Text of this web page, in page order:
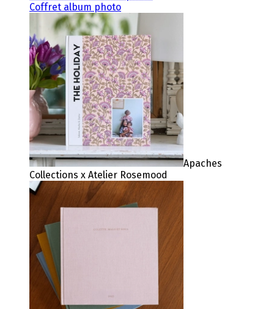
Coffret album photo
Apaches
Collections x Atelier Rosemood